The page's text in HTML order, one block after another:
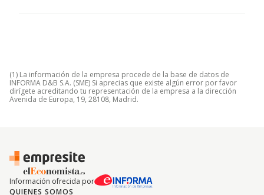
(1) La información de la empresa procede de la base de datos de
INFORMA D&B S.A. (SME) Si aprecias que existe algún error por favor
dirígete acreditando tu representación de la empresa a la dirección
Avenida de Europa, 19, 28108, Madrid.
Información ofrecida por
QUIENES SOMOS